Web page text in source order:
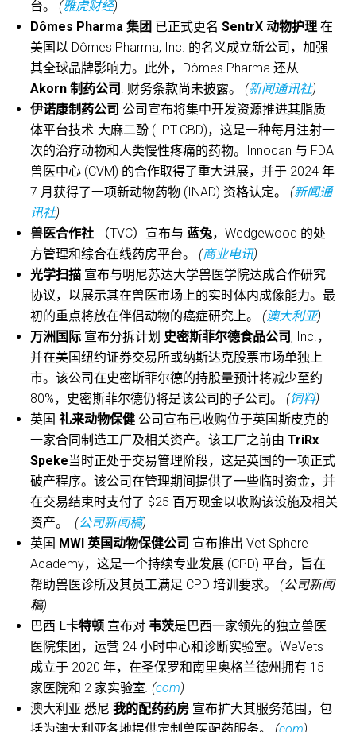
台。 (雅虎财经)
Dômes Pharma 集团 已正式更名SentrX 动物护理在
美国以 Dômes Pharma, Inc. 的名义成立新公司，加强
其全球品牌影响力。此外，Dômes Pharma 还从
Akorn 制药公司 . 财务条款尚未披露。 (新闻通讯社)
伊诺康制药公司 公司宣布将集中开发资源推进其脂质
体平台技术-大麻二酚 (LPT-CBD)，这是一种每月注射一
次的治疗动物和人类慢性疼痛的药物。Innocan 与 FDA
兽医中心 (CVM) 的合作取得了重大进展，并于 2024 年
7 月获得了一项新动物药物 (INAD) 资格认定。 (新闻通
讯社)
兽医合作社 （TVC）宣布与蓝兔，Wedgewood 的处
方管理和综合在线药房平台。 (商业电讯)
光学扫描 宣布与明尼苏达大学兽医学院达成合作研究
协议，以展示其在兽医市场上的实时体内成像能力。最
初的重点将放在伴侣动物的癌症研究上。 (澳大利亚)
万洲国际 宣布分拆计划 史密斯菲尔德食品公司 , Inc.，
并在美国纽约证券交易所或纳斯达克股票市场单独上
市。该公司在史密斯菲尔德的持股量预计将减少至约
80%，史密斯菲尔德仍将是该公司的子公司。 (饲料)
英国礼来动物保健 公司宣布已收购位于英国斯皮克的
一家合同制造工厂及相关资产。该工厂之前由TriRx
Speke当时正处于交易管理阶段，这是英国的一项正式
破产程序。该公司在管理期间提供了一些临时资金，并
在交易结束时支付了 $25 百万现金以收购该设施及相关
资产。
(公司新闻稿)
英国 MWI 英国动物保健公司 宣布推出 Vet Sphere
Academy，这是一个持续专业发展 (CPD) 平台，旨在
帮助兽医诊所及其员工满足 CPD 培训要求。
(公司新闻
稿)
巴西 L卡特顿 宣布对 韦茨是巴西一家领先的独立兽医
医院集团，运营 24 小时中心和诊断实验室。WeVets
成立于 2020 年，在圣保罗和南里奥格兰德州拥有 15
家医院和 2 家实验室. (com)
澳大利亚 悉尼我的配药药房 宣布扩大其服务范围，包